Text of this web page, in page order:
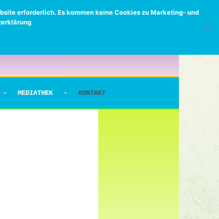
MEDIATHEK KONTAKT
erforderlich. Es kommen keine Cookies zu Marketing- und